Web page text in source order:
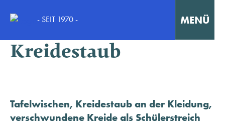
- SEIT 1970 - MENÜ
Interaktiv Lernen
Kollaborativ Lernen & Arbeiten
SMART Board statt
Kreidestaub
Tafelwischen, Kreidestaub an der Kleidung,
verschwundene Kreide als Schülerstreich